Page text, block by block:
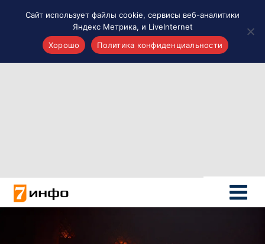
Новости России
Политика
Новости мира
Все материалы 7инфо
Сайт использует файлы cookie, сервисы веб-аналитики
Яндекс Метрика, и LiveInternet
Хорошо
Политика конфиденциальности